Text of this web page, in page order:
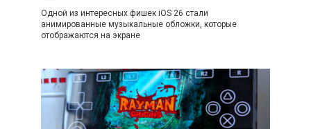
Одной из интересных фишек iOS 26 стали
анимированные музыкальные обложки, которые
отображаются на экране